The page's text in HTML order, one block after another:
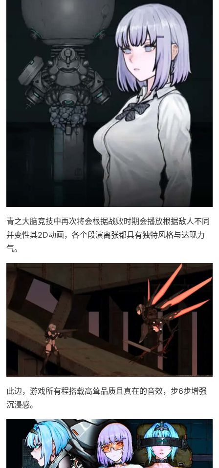
青之大脑竞技中再次将会根据战败时期会播放根据敌人不同
并变性其2D动画，各个段演离张都具有独特风格与达现力
气。
此边，游戏所有程搭载高耸品质且真在的音效，步6步增强
沉浸感。